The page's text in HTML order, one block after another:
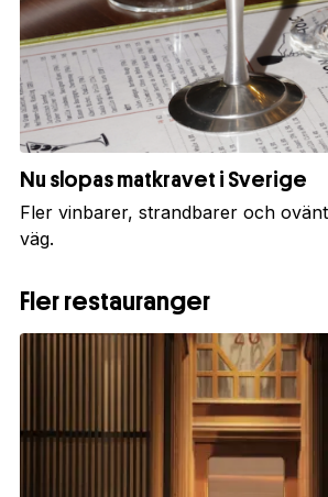
Nu slopas matkravet i Sverige
Fler vinbarer, strandbarer och
väg.
Fler restauranger